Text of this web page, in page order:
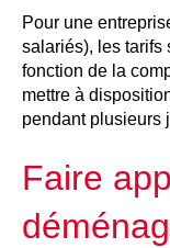
Pour une
salariés), les tarifs
fonction de la
mettre à
pendant plusieurs
Faire